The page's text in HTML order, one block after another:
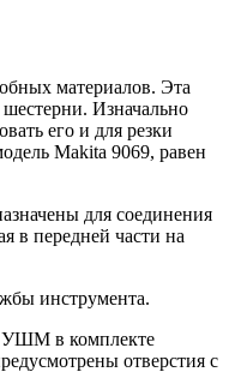
материалов. Эта
Изначально
его и для резки
Makita 9069, равен
для соединения
в передней части на
инструмента.
УШМ в комплекте
отверстия с